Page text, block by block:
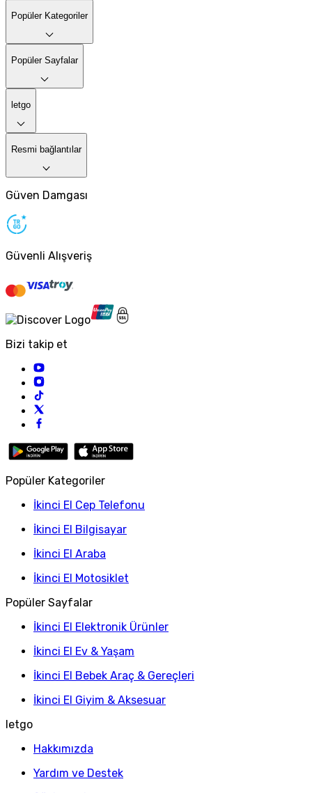
Popüler Kategoriler
Popüler Sayfalar
letgo
Resmi bağlantılar
Güven Damgası
Güvenli Alışveriş
Bizi takip et
Popüler Kategoriler
İkinci El Cep Telefonu
İkinci El Bilgisayar
İkinci El Araba
İkinci El Motosiklet
Popüler Sayfalar
İkinci El Elektronik Ürünler
İkinci El Ev & Yaşam
İkinci El Bebek Araç & Gereçleri
İkinci El Giyim & Aksesuar
letgo
Hakkımızda
Yardım ve Destek